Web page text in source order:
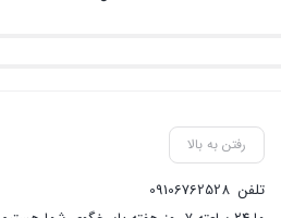
رفتن به بالا
تلفن 09106762528